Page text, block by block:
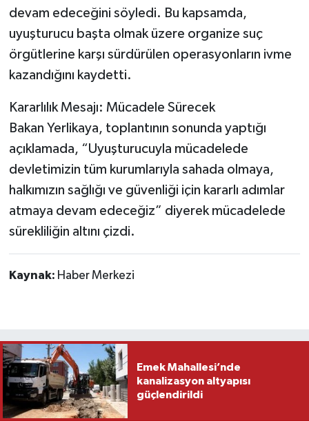
devam edeceğini söyledi. Bu kapsamda,
uyuşturucu başta olmak üzere organize suç
örgütlerine karşı sürdürülen operasyonların ivme
kazandığını kaydetti.
Kararlılık Mesajı: Mücadele Sürecek
Bakan Yerlikaya, toplantının sonunda yaptığı
açıklamada, “Uyuşturucuyla mücadelede
devletimizin tüm kurumlarıyla sahada olmaya,
halkımızın sağlığı ve güvenliği için kararlı adımlar
atmaya devam edeceğiz” diyerek mücadelede
sürekliliğin altını çizdi.
Kaynak: Haber Merkezi
Emek Mahallesi’nde
kanalizasyon altyapısı
güçlendirildi